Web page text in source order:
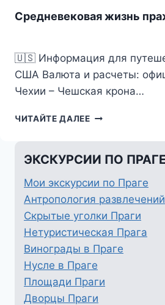
Средневековая жизнь
🇺🇸 Информация для
США Валюта и расчеты:
Чехии – Чешская крона…
ЧИТАЙТЕ ДАЛЕЕСРЕДНЕВЕКОВАЯ
ПРАЖАН
ЭКСКУРСИИ ПО
Мои экскурсии по Праге
Антропология развлечений
Скрытые уголки Праги
Нетуристическая Прага
Винограды в Праге
Нусле в Праге
Площади Праги
Дворцы Праги